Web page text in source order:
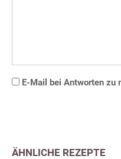
E-Mail bei Antworten zu
ÄHNLICHE REZEPTE